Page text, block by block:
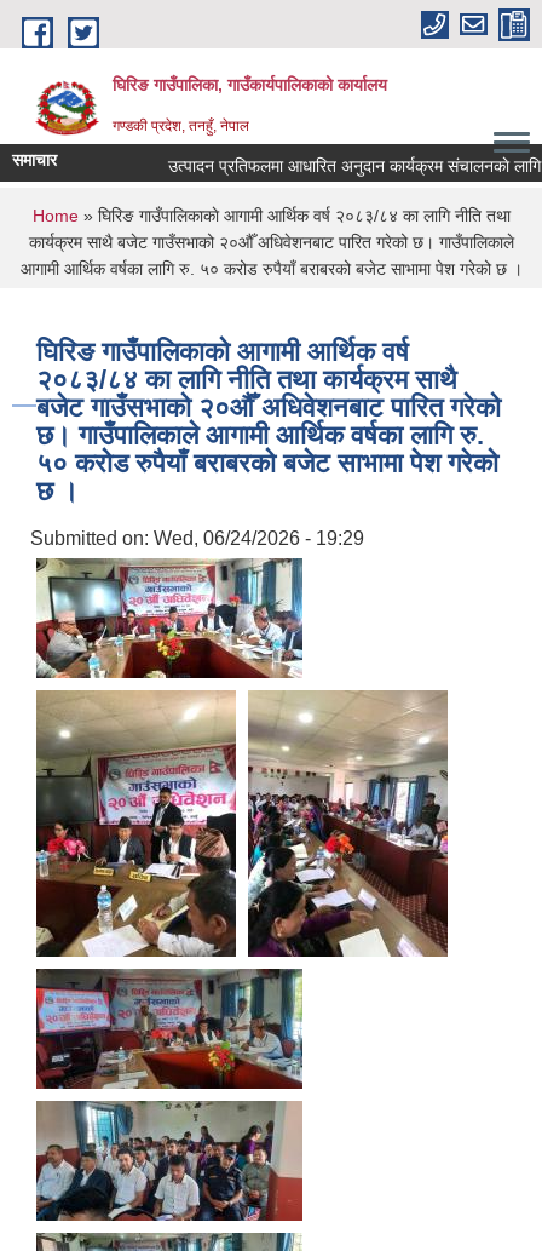
Skip to main content
घिरिङ गाउँपालिका, गाउँकार्यपालिकाको कार्यालय
गण्डकी प्रदेश, तनहुँ, नेपाल
समाचार उत्पादन प्रतिफलमा आधारित अनुदान कार्यक्रम संचालनकाे लागि
You are here
Home» घिरिङ गाउँपालिकाकाे आगामी आर्थिक वर्ष २०८३/८४ का लागि नीति तथा
कार्यक्रम साथै बजेट गाउँसभाको २०औँ अधिवेशनबाट पारित गरेको छ। गाउँपालिकाले
आगामी आर्थिक वर्षका लागि रु. ५० करोड रुपैयाँ बराबरको बजेट साभामा पेश गरेको छ ।
घिरिङ गाउँपालिकाकाे आगामी आर्थिक वर्ष
२०८३/८४ का लागि नीति तथा कार्यक्रम साथै
बजेट गाउँसभाको २०औँ अधिवेशनबाट पारित गरेको
छ। गाउँपालिकाले आगामी आर्थिक वर्षका लागि रु.
५० करोड रुपैयाँ बराबरको बजेट साभामा पेश गरेको
छ ।
Submitted on: Wed, 06/24/2026 - 19:29